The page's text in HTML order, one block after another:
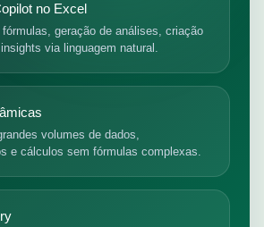
no Excel
geração de análises, criação
via linguagem natural.
volumes de dados,
e cálculos sem fórmulas complexas.